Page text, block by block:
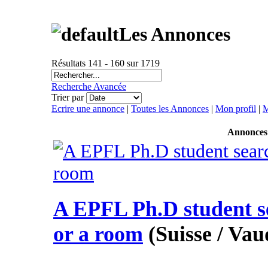
Les Annonces
Résultats 141 - 160 sur 1719
Recherche Avancée
Trier par
Ecrire une annonce | Toutes les Annonces | Mon profil |
Annonces
A EPFL Ph.D student
or a room (Suisse /